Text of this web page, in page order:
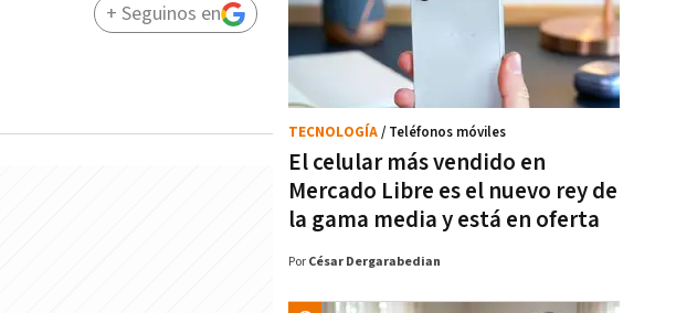
+ Seguinos en
El celular más vendido en
Mercado Libre es el nuevo rey de
la gama media y está en oferta
TECNOLOGÍA/ Teléfonos móviles
Por César Dergarabedian